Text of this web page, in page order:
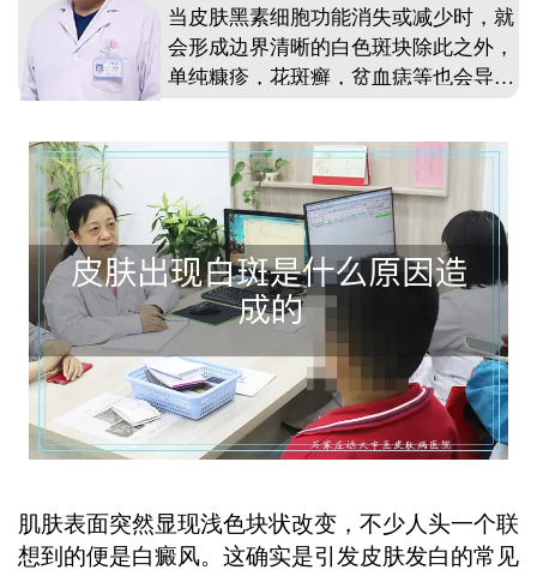
当皮肤黑素细胞功能消失或减少时，就
会形成边界清晰的白色斑块除此之外，
单纯糠疹，花斑癣，贫血痣等也会导致
伤，微量元素缺乏以及自身免疫系统异
常都可能诱发白斑出现日常暴晒，接触
化学刺激物也可能损伤黑色素细胞发现
白斑建议尽早明确具体诱因，及时采取
针对性措施。 ...
肌肤表面突然显现浅色块状改变，不少人头一个联
想到的便是白癜风。这确实是引发皮肤发白的常见